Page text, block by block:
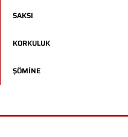
SAKSI
KORKULUK
ŞÖMİNE